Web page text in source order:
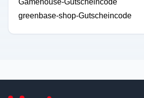
Gamehouse-Gutscheincode
greenbase-shop-Gutscheincode